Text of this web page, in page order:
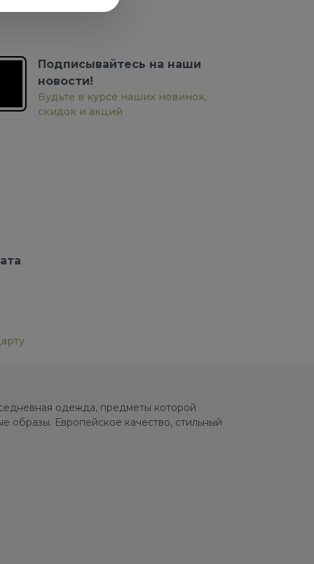
Подписывайтесь на наши
новости!
Будьте в курсе наших новинок,
скидок и акций
одежда, предметы которой
образы. Европейское качество, стильный